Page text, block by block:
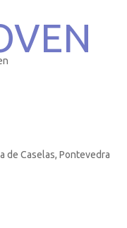
de Caselas, Pontevedra